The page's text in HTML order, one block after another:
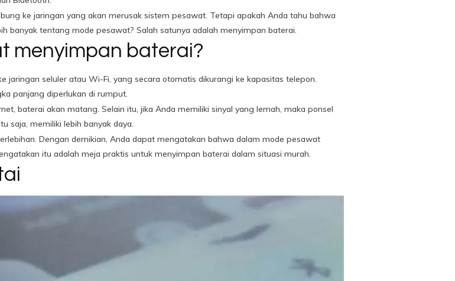
ke jaringan yang akan merusak sistem pesawat. Tetapi apakah Anda tahu bahwa
banyak tentang mode pesawat? Salah satunya adalah menyimpan baterai.
menyimpan baterai?
seluler atau Wi-Fi, yang secara otomatis dikurangi ke kapasitas telepon.
panjang diperlukan di rumput.
baterai akan matang. Selain itu, jika Anda memiliki sinyal yang lemah, maka ponsel
saja, memiliki lebih banyak daya.
Dengan demikian, Anda dapat mengatakan bahwa dalam mode pesawat
itu adalah meja praktis untuk menyimpan baterai dalam situasi murah.